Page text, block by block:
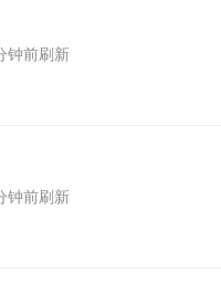
钟前刷新
钟前刷新